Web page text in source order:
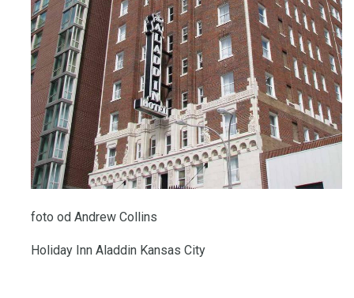
foto od Andrew Collins
Holiday Inn Aladdin Kansas City